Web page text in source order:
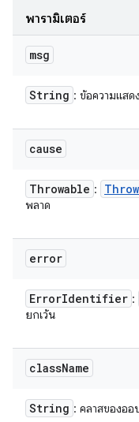
พารามิเตอร์
msg
String : ข้อความแส
cause
Throwable :
พลาด
error
ErrorIdentifier :
ยกเว้น
className
String : คลาสของอ